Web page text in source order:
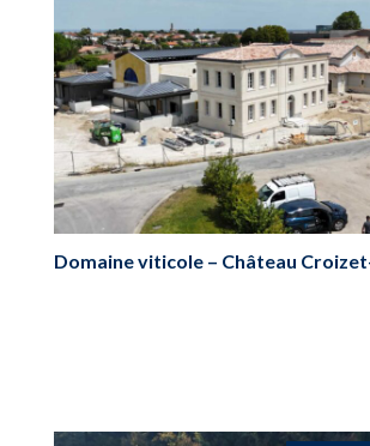
Domaine viticole – Château